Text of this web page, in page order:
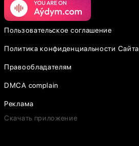
Пользовательское соглашение
Политика конфиденциальности Сайта
Правообладателям
DMCA complain
Реклама
Скачать приложение